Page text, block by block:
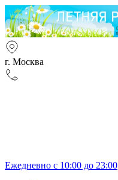
г. Москва
Ежедневно с 10:00 до 23:00